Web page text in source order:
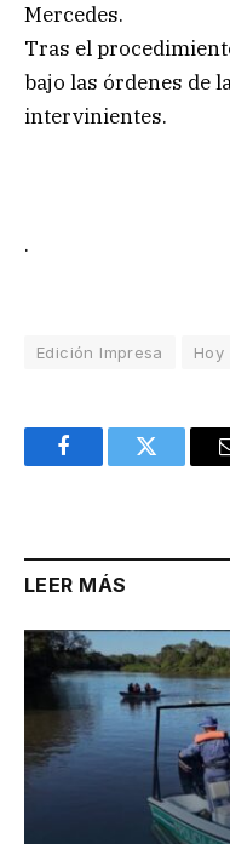
Mercedes.
Tras el
bajo las órdenes de
intervinientes.
.
Edición Impresa Hoy
FacebookTwitter
LEER MÁS